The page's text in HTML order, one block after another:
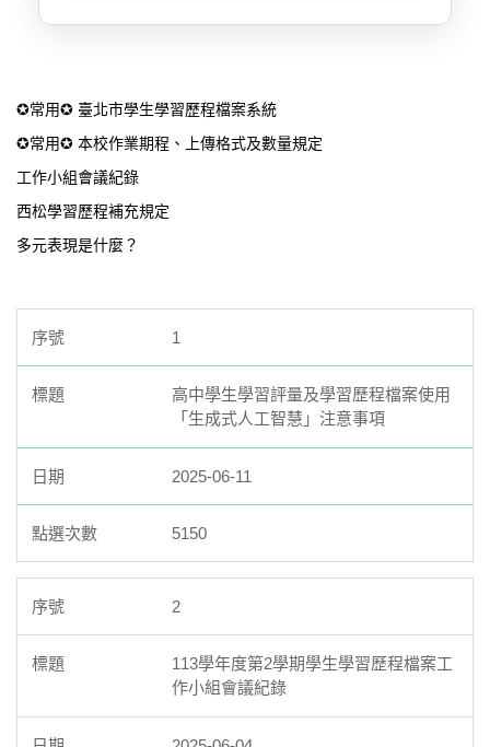
國教署108課綱資訊網：高中學生學習歷程檔
西松高中自主學習專區
🔗 進入專區
校內行政與規定
本校學習歷程檔案補充規定
🔗 查閱規定
本校學習歷程檔案工作小組會議紀錄
🔗 會議紀錄
✪常用✪ 臺北市學生學習歷程檔案系統
✪常用✪ 本校作業期程、上傳格式及數量規定
工作小組會議紀錄
西松學習歷程補充規定
多元表現是什麼？
1
高中學生學習評量及學習歷程檔案使用
「生成式人工智慧」注意事項
2025-06-11
5150
2
113學年度第2學期學生學習歷程檔案工
作小組會議紀錄